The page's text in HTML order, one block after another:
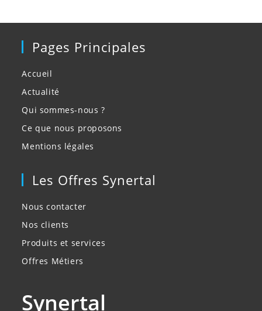
Pages Principales
Accueil
Actualité
Qui sommes-nous ?
Ce que nous proposons
Mentions légales
Les Offres Synertal
Nous contacter
Nos clients
Produits et services
Offres Métiers
Synertal